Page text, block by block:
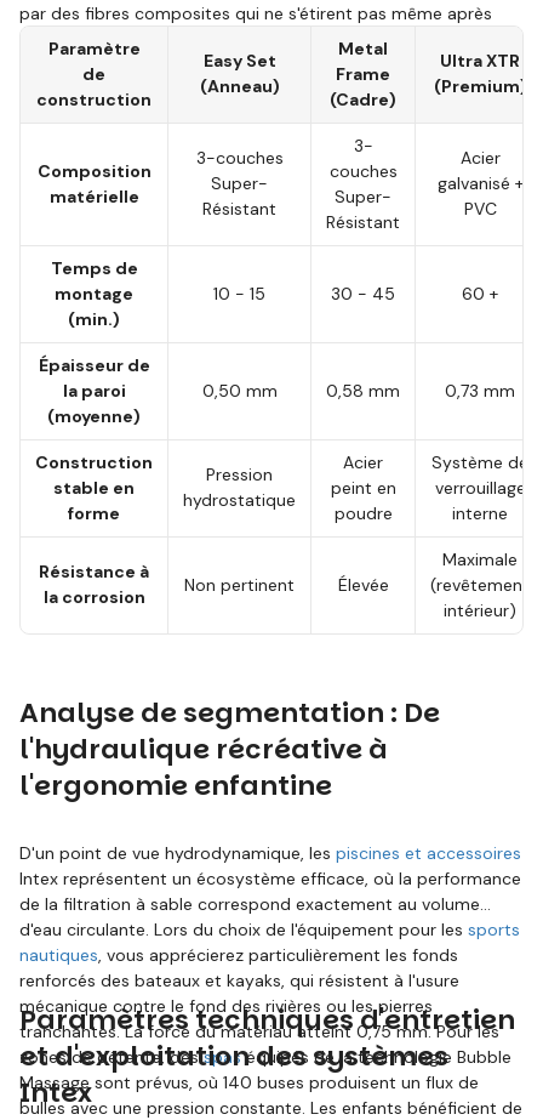
par des fibres composites qui ne s'étirent pas même après
des années d'utilisation intensive. Ce système influence
directement la rigidité de la surface et le confort de sommeil
ou la stabilité des parois de la piscine.
Paramètre
de
construction
Easy Set
(Anneau)
Metal
Frame
(Cadre)
Ultra XTR
(Premium)
Composition
matérielle
3-couches
Super-
Résistant
3-
couches
Super-
Résistant
Acier
galvanisé +
PVC
Temps de
montage
(min.)
10 - 15 30 - 45 60 +
Épaisseur de
la paroi
(moyenne)
0,50 mm 0,58 mm 0,73 mm
Construction
stable en
forme
Pression
hydrostatique
Acier
peint en
poudre
Système de
verrouillage
interne
Résistance à
la corrosion
Non pertinent Élevée
Maximale
(revêtement
intérieur)
Analyse de segmentation : De
l'hydraulique récréative à
l'ergonomie enfantine
D'un point de vue hydrodynamique, les piscines et accessoires
Intex représentent un écosystème efficace, où la performance
de la filtration à sable correspond exactement au volume
d'eau circulante. Lors du choix de l'équipement pour les sports
nautiques, vous apprécierez particulièrement les fonds
renforcés des bateaux et kayaks, qui résistent à l'usure
mécanique contre le fond des rivières ou les pierres
tranchantes. La force du matériau atteint 0,75 mm. Pour les
zones de détente, desspaséquipés de la technologie Bubble
Massage sont prévus, où 140 buses produisent un flux de
bulles avec une pression constante. Les enfants bénéficient de
Paramètres techniques d'entretien
et d'exploitation des systèmes
Intex